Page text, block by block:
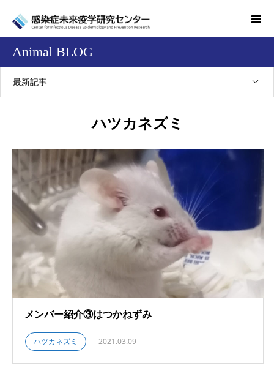
Animal BLOG
最新記事
ハツカネズミ
メンバー紹介③はつかねずみ
ハツカネズミ 2021.03.09